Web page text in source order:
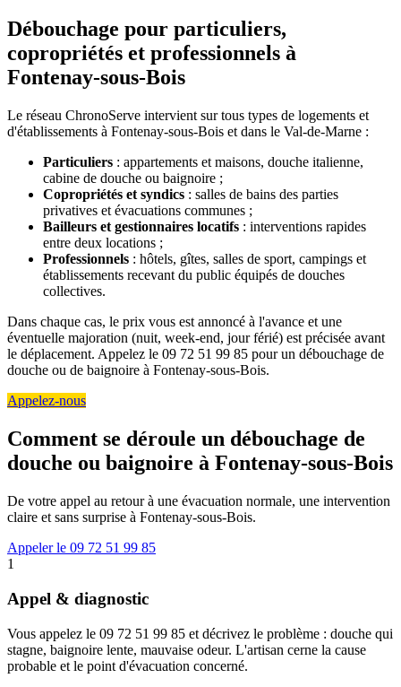
Débouchage pour particuliers,
copropriétés et professionnels à
Fontenay-sous-Bois
Le réseau ChronoServe intervient sur tous types de logements et
d'établissements à Fontenay-sous-Bois et dans le Val-de-Marne :
Particuliers : appartements et maisons, douche italienne,
cabine de douche ou baignoire ;
Copropriétés et syndics : salles de bains des parties
privatives et évacuations communes ;
Bailleurs et gestionnaires locatifs : interventions rapides
entre deux locations ;
Professionnels : hôtels, gîtes, salles de sport, campings et
établissements recevant du public équipés de douches
collectives.
Dans chaque cas, le prix vous est annoncé à l'avance et une
éventuelle majoration (nuit, week-end, jour férié) est précisée avant
le déplacement. Appelez le 09 72 51 99 85 pour un débouchage de
douche ou de baignoire à Fontenay-sous-Bois.
Appelez-nous
Comment se déroule un débouchage de
douche ou baignoire à Fontenay-sous-Bois
De votre appel au retour à une évacuation normale, une intervention
claire et sans surprise à Fontenay-sous-Bois.
Appeler le 09 72 51 99 85
1
Appel & diagnostic
Vous appelez le 09 72 51 99 85 et décrivez le problème : douche qui
stagne, baignoire lente, mauvaise odeur. L'artisan cerne la cause
probable et le point d'évacuation concerné.